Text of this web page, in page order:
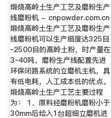
煅烧高岭土生产工艺及磨粉生产
线磨粉机 - cnpowder.com.cn
煅烧高岭土生产工艺及磨粉生产
线磨粉机可以生产细度达325目
~2500目的高岭土粉，时产量在
3~40吨，磨粉生产线配置先进
环保闭路系统的立磨机主机，具
有低电耗，人工成本低的优点。
煅烧高岭土生产工艺主要过程
为： 1、原料经磨粉机磨粉小于
30mm后给入1台超细立磨机进